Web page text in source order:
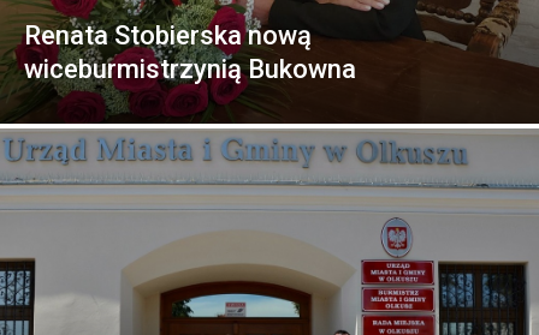
Renata Stobierska nową
wiceburmistrzynią Bukowna